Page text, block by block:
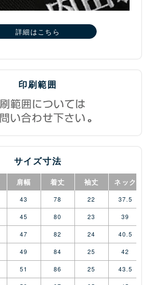
詳細はこちら
印刷範囲
サイズ寸法
肩幅 着丈 袖丈
ネック
43 78 22 37.5
45 80 23 39
47 82 24 40.5
49 84 25 42
51 86 25 43.5